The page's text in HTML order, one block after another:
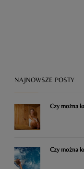
NAJNOWSZE POSTY
Czy można
Czy można